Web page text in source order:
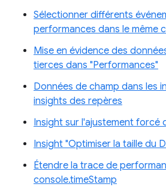
Sélectionner différents
performances dans le même
Mise en évidence des
tierces dans "Performances"
Données de champ dans les
insights des repères
Insight sur l'ajustement forcé
Insight "Optimiser la taille du
Étendre la trace de
console.timeStamp